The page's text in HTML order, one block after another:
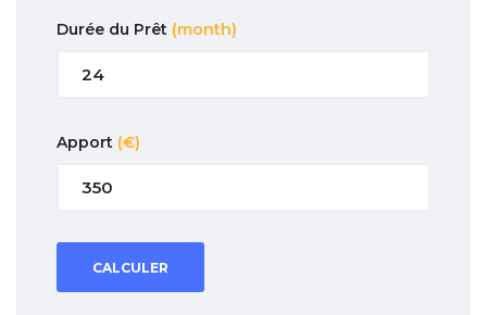
Durée du Prêt (month)
Apport (€)
CALCULER